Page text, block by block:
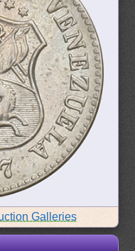
Galleries